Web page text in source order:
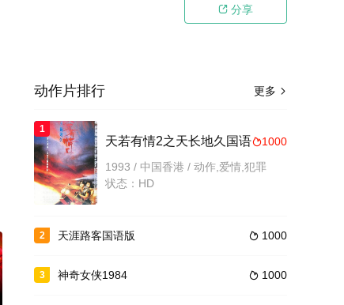
 分享
更多 
动作片排行
1
1000
天若有情2之天长地久国语
1993 / 中国香港 / 动作,爱情,犯罪
状态：HD
2  1000
天涯路客国语版
3  1000
神奇女侠1984